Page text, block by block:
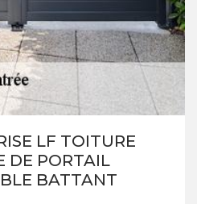
LF TOITURE
DE PORTAIL
BATTANT